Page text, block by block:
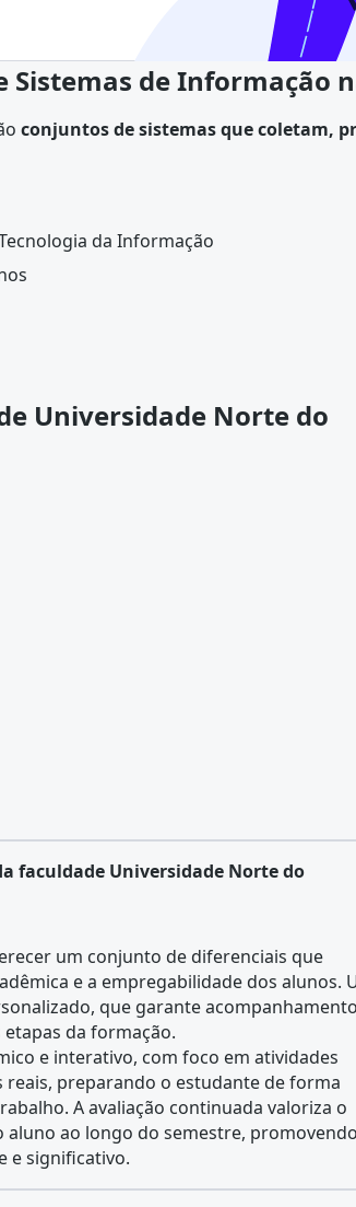
Sistemas de Informação
conjuntos de sistemas que coletam,
da Informação
Universidade Norte do
faculdade Universidade Norte do
um conjunto de diferenciais que
e a empregabilidade dos alunos.
que garante acompanhamento
da formação.
e interativo, com foco em atividades
reais, preparando o estudante de forma
A avaliação continuada valoriza o
aluno ao longo do semestre,
e significativo.